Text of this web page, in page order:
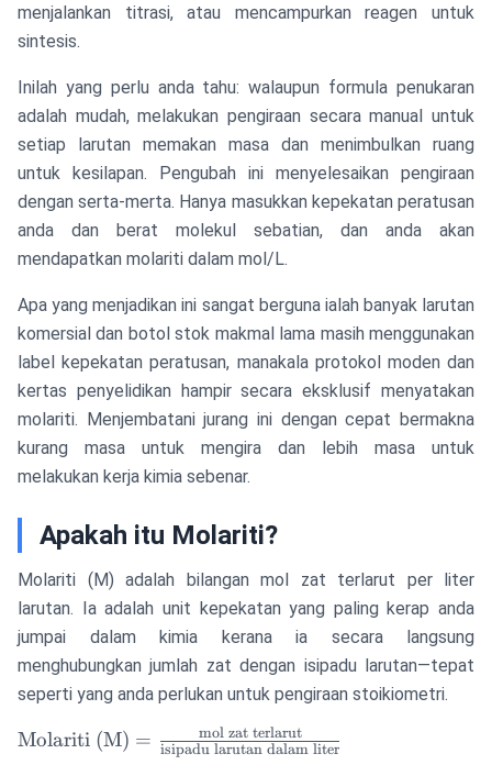
menjalankan titrasi, atau mencampurkan reagen untuk
sintesis.
Inilah yang perlu anda tahu: walaupun formula penukaran
adalah mudah, melakukan pengiraan secara manual untuk
setiap larutan memakan masa dan menimbulkan ruang
untuk kesilapan. Pengubah ini menyelesaikan pengiraan
dengan serta-merta. Hanya masukkan kepekatan peratusan
anda dan berat molekul sebatian, dan anda akan
mendapatkan molariti dalam mol/L.
Apa yang menjadikan ini sangat berguna ialah banyak larutan
komersial dan botol stok makmal lama masih menggunakan
label kepekatan peratusan, manakala protokol moden dan
kertas penyelidikan hampir secara eksklusif menyatakan
molariti. Menjembatani jurang ini dengan cepat bermakna
kurang masa untuk mengira dan lebih masa untuk
melakukan kerja kimia sebenar.
Apakah itu Molariti?
Molariti (M) adalah bilangan mol zat terlarut per liter
larutan. Ia adalah unit kepekatan yang paling kerap anda
jumpai dalam kimia kerana ia secara langsung
menghubungkan jumlah zat dengan isipadu larutan—tepat
seperti yang anda perlukan untuk pengiraan stoikiometri.
\text{Molariti
Molariti (M) = isipadu larutan dalam liter
mol zat terlarut